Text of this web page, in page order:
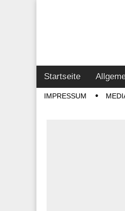
Main
menu
Skip
to
content
Startseite
SubIMPRESSUM